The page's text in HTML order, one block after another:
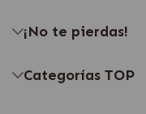
¡No te pierdas!
Categorías TOP